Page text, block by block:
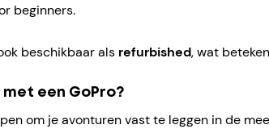
beginners.
beschikbaar als refurbished, wat
een GoPro?
om je avonturen vast te leggen in de